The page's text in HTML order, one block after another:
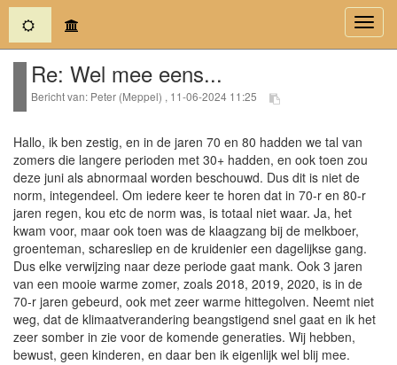
(current)
Re: Wel mee eens...
Bericht van: Peter (Meppel) , 11-06-2024 11:25
Hallo, ik ben zestig, en in de jaren 70 en 80 hadden we tal van
zomers die langere perioden met 30+ hadden, en ook toen zou
deze juni als abnormaal worden beschouwd. Dus dit is niet de
norm, integendeel. Om iedere keer te horen dat in 70-r en 80-r
jaren regen, kou etc de norm was, is totaal niet waar. Ja, het
kwam voor, maar ook toen was de klaagzang bij de melkboer,
groenteman, scharesliep en de kruidenier een dagelijkse gang.
Dus elke verwijzing naar deze periode gaat mank. Ook 3 jaren
van een mooie warme zomer, zoals 2018, 2019, 2020, is in de
70-r jaren gebeurd, ook met zeer warme hittegolven. Neemt niet
weg, dat de klimaatverandering beangstigend snel gaat en ik het
zeer somber in zie voor de komende generaties. Wij hebben,
bewust, geen kinderen, en daar ben ik eigenlijk wel blij mee.